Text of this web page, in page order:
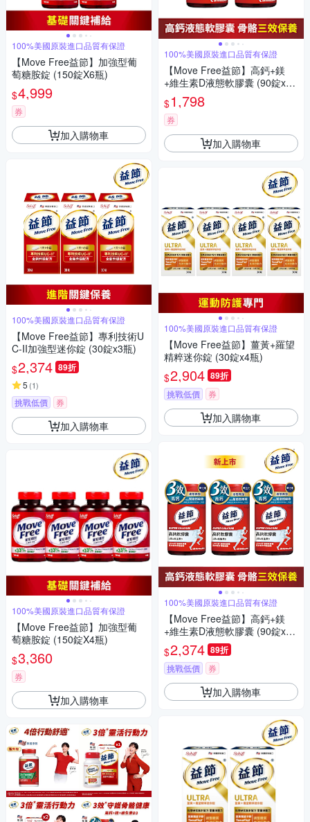
100%美國原裝進口品質有保證
【Move Free益節】加強型葡
萄糖胺錠 (150錠X6瓶)
$4,999
券
加入購物車
100%美國原裝進口品質有保證
【Move Free益節】專利技術U
C-II加強型迷你錠 (30錠x3瓶)
$2,374 89折
5 (1)
挑戰低價 券
加入購物車
100%美國原裝進口品質有保證
【Move Free益節】加強型葡
萄糖胺錠 (150錠X4瓶)
$3,360
券
加入購物車
100%美國原裝進口品質有保證
【Move Free益節】高鈣+鎂
+維生素D液態軟膠囊 (90錠x2
瓶)
$1,798
券
加入購物車
100%美國原裝進口品質有保證
【Move Free益節】薑黃+羅望
精粹迷你錠 (30錠x4瓶)
$2,904 89折
挑戰低價 券
加入購物車
100%美國原裝進口品質有保證
【Move Free益節】高鈣+鎂
+維生素D液態軟膠囊 (90錠x3
瓶)
$2,374 89折
挑戰低價 券
加入購物車